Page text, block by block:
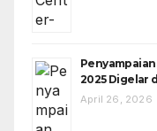
2025 Digelar
April 26, 2026